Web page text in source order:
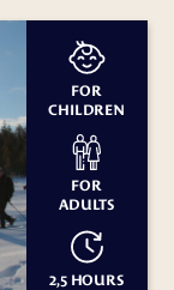
FOR
CHILDREN
FOR
ADULTS
2,5 HOURS